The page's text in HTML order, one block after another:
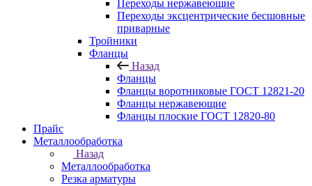
Переходы нержавеющие
Переходы эксцентрические бесшовные
приварные
Тройники
Фланцы
Назад
Фланцы
Фланцы воротниковые ГОСТ 12821-20
Фланцы нержавеющие
Фланцы плоские ГОСТ 12820-80
Прайс
Металлообработка
Назад
Металлообработка
Резка арматуры